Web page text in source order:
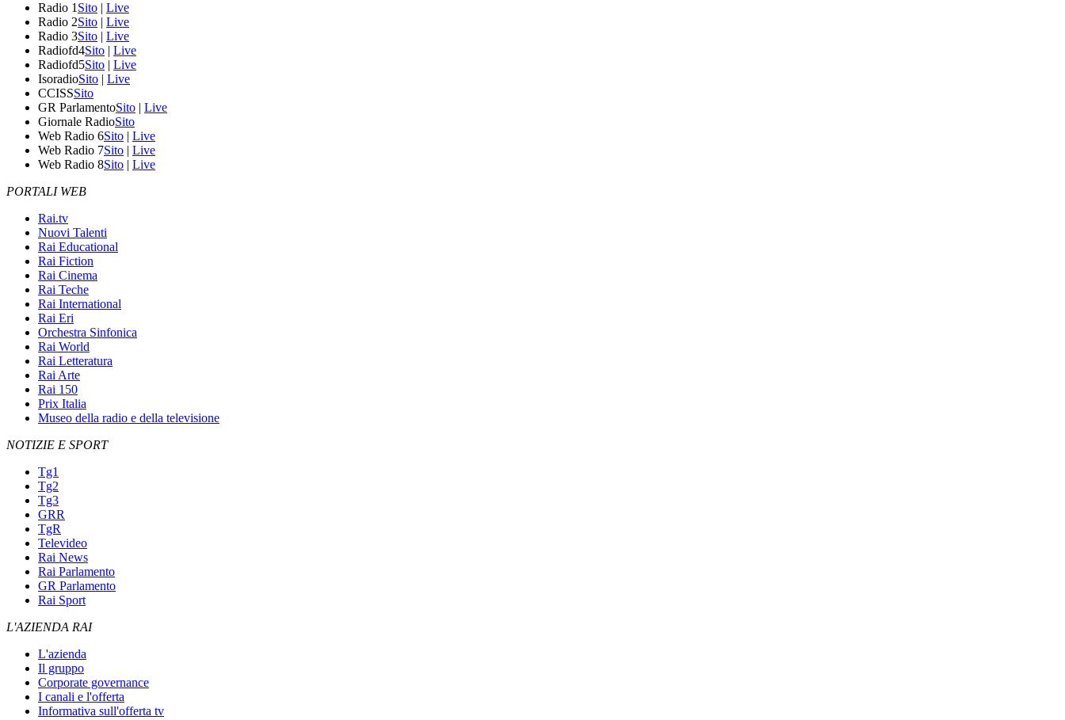
Radio 1 Sito | Live
Radio 2Sito | Live
Radio 3Sito | Live
Radiofd4Sito | Live
Radiofd5Sito | Live
IsoradioSito | Live
CCISSSito
GR ParlamentoSito | Live
Giornale RadioSito
Web Radio 6Sito | Live
Web Radio 7Sito | Live
Web Radio 8Sito | Live
PORTALI WEB
Rai.tv
Nuovi Talenti
Rai Educational
Rai Fiction
Rai Cinema
Rai Teche
Rai International
Rai Eri
Orchestra Sinfonica
Rai World
Rai Letteratura
Rai Arte
Rai 150
Prix Italia
Museo della radio e della televisione
NOTIZIE E SPORT
Tg1
Tg2
Tg3
GRR
TgR
Televideo
Rai News
Rai Parlamento
GR Parlamento
Rai Sport
L'AZIENDA RAI
L'azienda
Il gruppo
Corporate governance
I canali e l'offerta
Informativa sull'offerta tv